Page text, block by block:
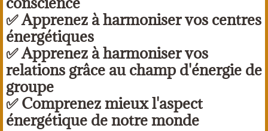
✅ Apprenez à harmoniser vos centres
énergétiques
✅ Apprenez à harmoniser vos
relations grâce au champ d'énergie de
groupe
✅ Comprenez mieux l'aspect
énergétique de notre monde